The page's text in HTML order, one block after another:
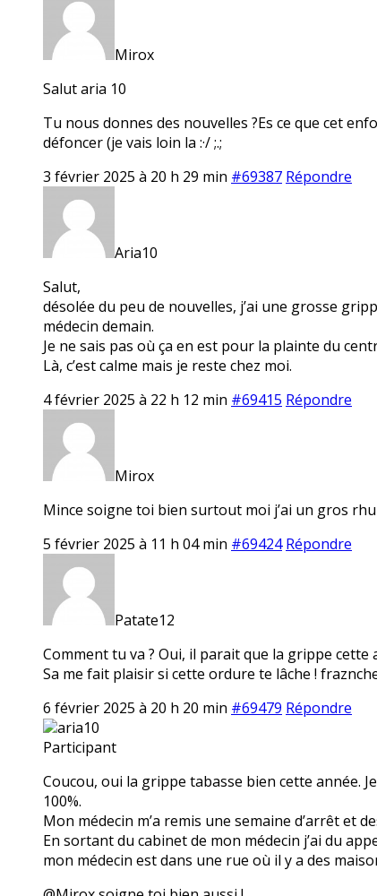
Mirox
Salut aria 10
Tu nous donnes des nouvelles ?Es ce que cet
défoncer (je vais loin la :·/ ;.;
3 février 2025 à 20 h 29 min #69387 Répondre
Aria10
Salut,
désolée du peu de nouvelles, j’ai une grosse
médecin demain.
Je ne sais pas où ça en est pour la plainte du
Là, c’est calme mais je reste chez moi.
4 février 2025 à 22 h 12 min #69415 Répondre
Mirox
Mince soigne toi bien surtout moi j’ai un gros
5 février 2025 à 11 h 04 min #69424 Répondre
Patate12
Comment tu va ? Oui, il parait que la grippe cette
Sa me fait plaisir si cette ordure te lâche !
6 février 2025 à 20 h 20 min #69479 Répondre
aria10
Participant
Coucou, oui la grippe tabasse bien cette année.
100%.
Mon médecin m’a remis une semaine d’arrêt et
En sortant du cabinet de mon médecin j’ai du
mon médecin est dans une rue où il y a des